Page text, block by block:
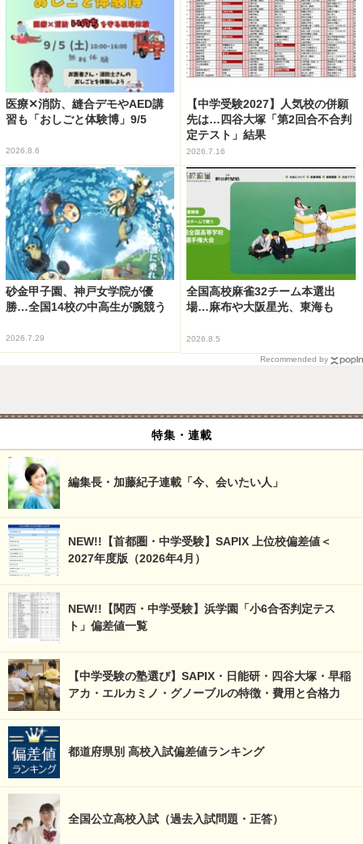
医療✕消防、縫合デモやAED講
習も「おしごと体験博」9/5
2026.8.6
【中学受験2027】人気校の併願
先は…四谷大塚「第2回合不合判
定テスト」結果
2026.7.16
砂金甲子園、神戸女学院が優
勝…全国14校の中高生が腕競う
2026.7.29
全国高校麻雀32チーム本選出
場…麻布や大阪星光、東海も
2026.8.5
Recommended by
特集・連載
編集長・加藤紀子連載「今、会いたい人」
NEW!!【首都圏・中学受験】SAPIX 上位校偏差値＜
2027年度版（2026年4月）
NEW!!【関西・中学受験】浜学園「小6合否判定テス
ト」偏差値一覧
【中学受験の塾選び】SAPIX・日能研・四谷大塚・早稲
アカ・エルカミノ・グノーブルの特徴・費用と合格力
都道府県別 高校入試偏差値ランキング
全国公立高校入試（過去入試問題・正答）